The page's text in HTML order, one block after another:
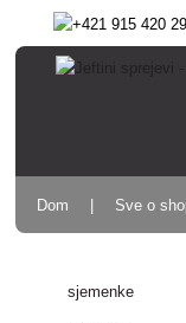
Dom Sve o
sjemenke